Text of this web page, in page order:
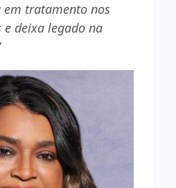
em tratamento nos
e deixa legado na